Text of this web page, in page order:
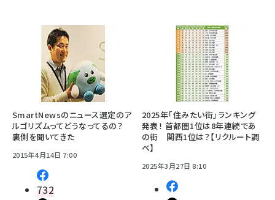
SmartNewsのニュース選定のア
ルゴリズムってどうなってるの？
裏側を聞いてきた
2015年4月14日 7:00
732
2025年「住みたい街」ランキング
発表！ 首都圏1位は8年連続であ
の街 関西1位は？【リクルート調
べ】
2025年3月27日 8:10